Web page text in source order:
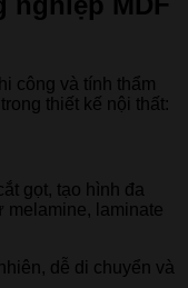
công và tính thẩm
thiết kế nội thất:
gọt, tạo hình đa
melamine, laminate
dễ di chuyển và